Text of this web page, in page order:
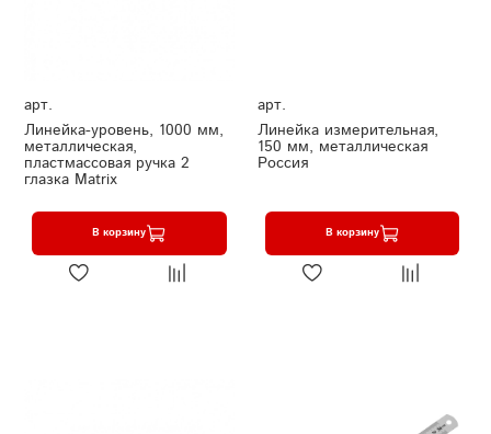
арт.
Линейка-уровень, 1000 мм,
металлическая,
пластмассовая ручка 2
глазка Matrix
В корзину
арт.
Линейка измерительная,
150 мм, металлическая
Россия
В корзину